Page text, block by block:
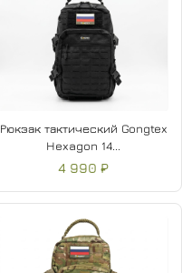
Рюкзак тактический Gongtex
Hexagon 14...
4 990 ₽